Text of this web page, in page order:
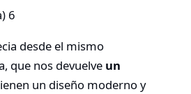
desde el mismo
que nos devuelve un
un diseño moderno y